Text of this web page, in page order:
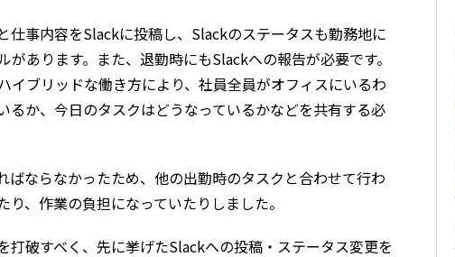
仕事内容をSlackに投稿し、Slackのステータスも勤務地に
あります。また、退勤時にもSlackへの報告が必要です。
イブリッドな働き方により、社員全員がオフィスにいるわ
るか、今日のタスクはどうなっているかなどを共有する必
ばならなかったため、他の出勤時のタスクと合わせて行わ
、作業の負担になっていたりしました。
打破すべく、先に挙げたSlackへの投稿・ステータス変更を